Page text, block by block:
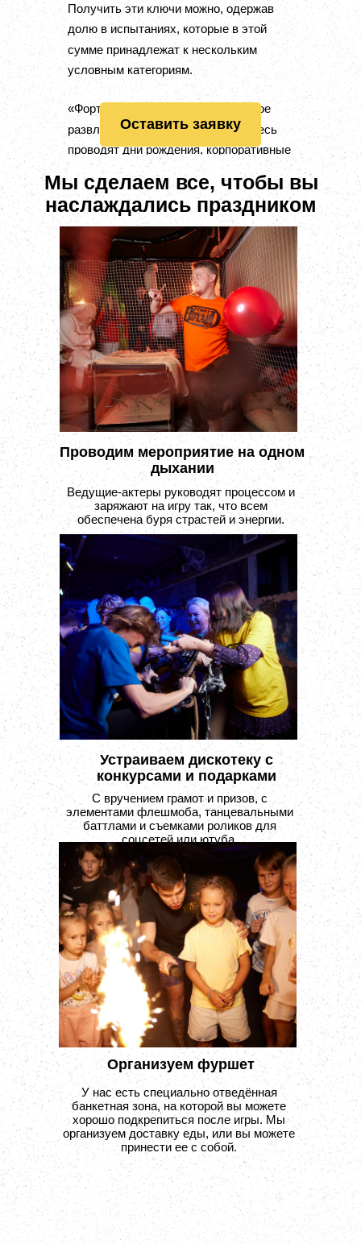
Получить эти ключи можно, одержав
долю в испытаниях, которые в этой
сумме принадлежат к нескольким
условным категориям.
«Форт Боярд» — это универсальное
развлечение на любой случай.
Здесь
проводят дни рождения, корпоративные
праздники, а также игры сборного
формата.
Оставить заявку
Мы сделаем все, чтобы вы
наслаждались праздником
Проводим мероприятие на одном
дыхании
Устраиваем дискотеку с
конкурсами и подарками
Организуем фуршет
Ведущие-актеры руководят процессом и
заряжают на игру так, что всем
обеспечена буря страстей и энергии.
С вручением грамот и призов, с
элементами флешмоба, танцевальными
баттлами и съемками роликов для
соцсетей или ютуба.
У нас есть специально отведённая
банкетная зона, на которой вы можете
хорошо подкрепиться после игры. Мы
организуем доставку еды, или вы можете
принести ее с собой.